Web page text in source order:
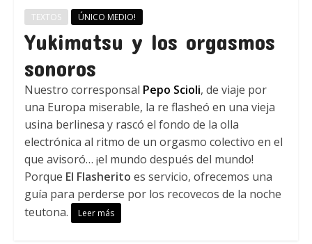
TEXTOS ÚNICO MEDIO!
Yukimatsu y los orgasmos
sonoros
Nuestro corresponsal Pepo Scioli, de viaje por
una Europa miserable, la re flasheó en una vieja
usina berlinesa y rascó el fondo de la olla
electrónica al ritmo de un orgasmo colectivo en el
que avisoró… ¡el mundo después del mundo!
Porque El Flasherito es servicio, ofrecemos una
guía para perderse por los recovecos de la noche
teutona.
Leer más